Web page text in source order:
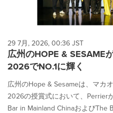
29 7月, 2026, 00:36 JST
広州のHOPE & SESAME
2026でNO.1に輝く
広州のHope & Sesameは、マカ
2026の授賞式において、Perrier
Bar in Mainland ChinaおよびThe